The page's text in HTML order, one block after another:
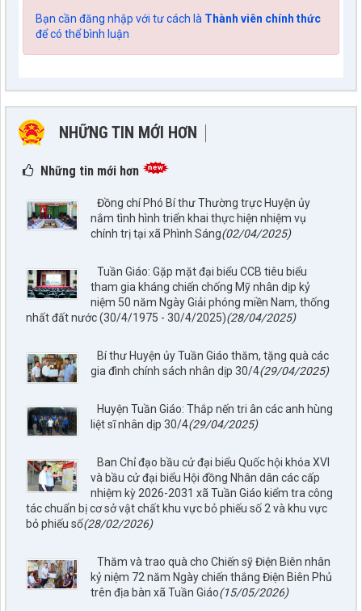
Bạn cần đăng nhập với tư cách là Thành viên chính thức
để có thể bình luận
NHỮNG TIN MỚI HƠN
NHỮNG TIN CŨ HƠN
Những tin mới hơn
Đồng chí Phó Bí thư Thường trực Huyện ủy
nắm tình hình triển khai thực hiện nhiệm vụ
chính trị tại xã Phình Sáng(02/04/2025)
Tuần Giáo: Gặp mặt đại biểu CCB tiêu biểu
tham gia kháng chiến chống Mỹ nhân dịp kỷ
niệm 50 năm Ngày Giải phóng miền Nam, thống
nhất đất nước (30/4/1975 - 30/4/2025)(28/04/2025)
Bí thư Huyện ủy Tuần Giáo thăm, tặng quà các
gia đình chính sách nhân dịp 30/4(29/04/2025)
Huyện Tuần Giáo: Thắp nến tri ân các anh hùng
liệt sĩ nhân dịp 30/4(29/04/2025)
Ban Chỉ đạo bầu cử đại biểu Quốc hội khóa XVI
và bầu cử đại biểu Hội đồng Nhân dân các cấp
nhiệm kỳ 2026-2031 xã Tuần Giáo kiểm tra công
tác chuẩn bị cơ sở vật chất khu vực bỏ phiếu số 2 và khu vực
bỏ phiếu số(28/02/2026)
Thăm và trao quà cho Chiến sỹ Điện Biên nhân
kỷ niệm 72 năm Ngày chiến thắng Điện Biên Phủ
trên địa bàn xã Tuần Giáo(15/05/2026)
797./TTPTQĐ-KV2
Về việc đăng tải lên trên Cổng thông tin điện tử của UBND xã
(đợt 6)công trình: Hồ bản phủ thuộc dự án cụm Hồbản Phủ -
Nậm Là tỉnh Điện Biên
lượt xem: 41 | lượt tải:33